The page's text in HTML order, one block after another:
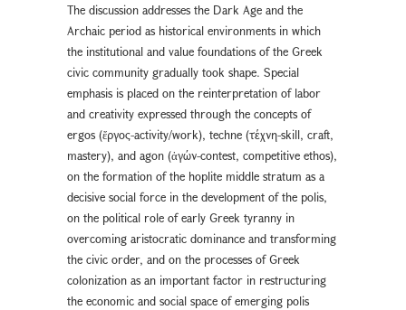
The discussion addresses the Dark Age and the
Archaic period as historical environments in which
the institutional and value foundations of the Greek
civic community gradually took shape. Special
emphasis is placed on the reinterpretation of labor
and creativity expressed through the concepts of
ergos (ἔργος-activity/work), techne (τέχνη-skill, craft,
mastery), and agon (ἀγών-contest, competitive ethos),
on the formation of the hoplite middle stratum as a
decisive social force in the development of the polis,
on the political role of early Greek tyranny in
overcoming aristocratic dominance and transforming
the civic order, and on the processes of Greek
colonization as an important factor in restructuring
the economic and social space of emerging polis